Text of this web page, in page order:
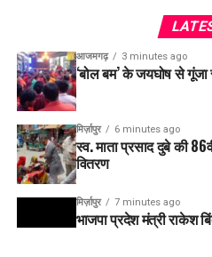
आजमगढ़ 3 minutes ago
‘बोल बम’ के जयघोष से गूंजा
मिर्ज़ापुर 6 minutes ago
स्व. माता प्रसाद दुबे की
वितरण
मिर्ज़ापुर 7 minutes ago
भाजपा प्रदेश मंत्री राकेश